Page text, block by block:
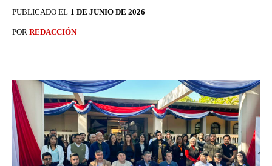
PUBLICADO EL 1 DE JUNIO DE 2026
POR REDACCIÓN